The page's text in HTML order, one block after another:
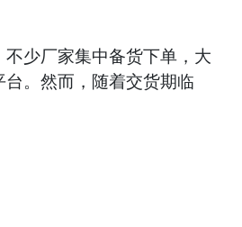
少厂家集中备货下单，大
。然而，随着交货期临